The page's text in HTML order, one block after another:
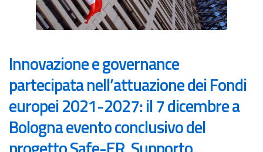
Innovazione e governance
partecipata nell’attuazione dei Fondi
europei 2021-2027: il 7 dicembre a
Bologna evento conclusivo del